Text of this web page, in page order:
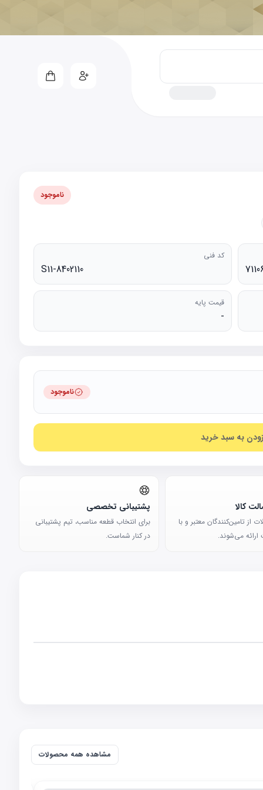
ناموجود
کد فنی
S11-8402110
قیمت پایه
-
ناموجود
به سبد خرید
کالا
از تامین‌کنندگان معتبر و با
ارائه می‌شوند.
پشتیبانی تخصصی
برای انتخاب قطعه مناسب، تیم پشتیبانی
در کنار شماست.
مشاهده همه محصولات